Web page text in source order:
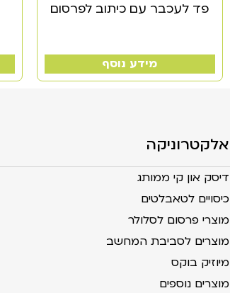
פד לעכבר עם כיתוב לפרסום
מידע נוסף
אלקטרוניקה
דיסק און קי ממותג
כיסויים לטאבלטים
מוצרי פרסום לסלולר
מוצרים לסביבת המחשב
מיוזיק בוקס
מוצרים נוספים